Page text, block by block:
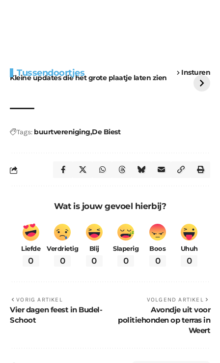
Tussendoortjes Insturen
Kleine updates die het grote plaatje laten zien
voor kabouters
uitdaging
Tags: buurtvereniging De Biest
Wat is jouw gevoel hierbij?
Liefde
0
Verdrietig
0
Blij
0
Slaperig
0
Boos
0
Uhuh
0
VORIG ARTIKEL
Vier dagen feest in Budel-
Schoot
VOLGEND ARTIKEL
Avondje uit voor
politiehonden op terras in
Weert